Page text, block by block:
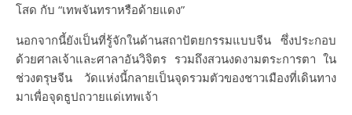
โสด กับ “เทพจันทราหรือด้ายแดง”
นอกจากนี้ยังเป็นที่รู้จักในด้านสถาปัตยกรรมแบบจีน ซึ่งประกอบ
ด้วยศาลเจ้าและศาลาอันวิจิตร รวมถึงสวนงดงามตระการตา ใน
ช่วงตรุษจีน วัดแห่งนี้กลายเป็นจุดรวมตัวของชาวเมืองที่เดินทาง
มาเพื่อจุดธูปถวายแด่เทพเจ้า